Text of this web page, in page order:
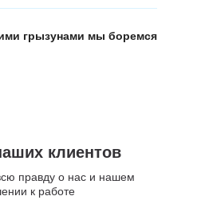
грызунами мы боремся
клиентов
правду о нас и нашем
к работе